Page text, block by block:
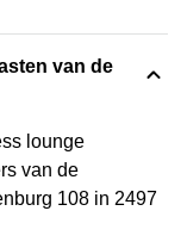
van de
lounge
van de
108 in 2497